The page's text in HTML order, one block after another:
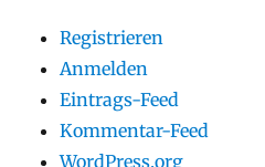
Registrieren
Anmelden
Eintrags-Feed
Kommentar-Feed
WordPress.org